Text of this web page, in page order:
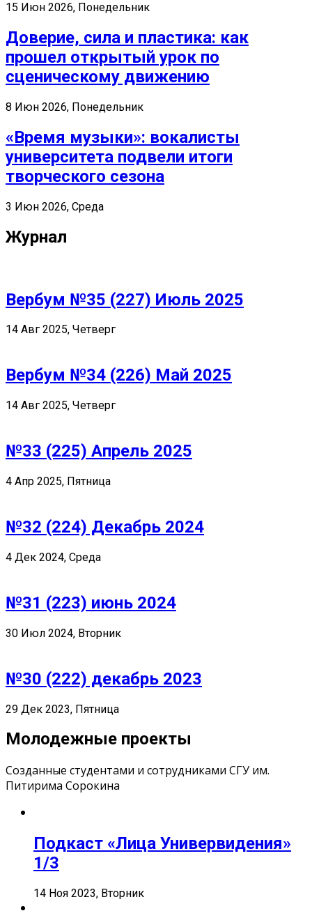
15 Июн 2026, Понедельник
Доверие, сила и пластика: как
прошел открытый урок по
сценическому движению
8 Июн 2026, Понедельник
«Время музыки»: вокалисты
университета подвели итоги
творческого сезона
3 Июн 2026, Среда
Журнал
Вербум №35 (227) Июль 2025
14 Авг 2025, Четверг
Вербум №34 (226) Май 2025
14 Авг 2025, Четверг
№33 (225) Апрель 2025
4 Апр 2025, Пятница
№32 (224) Декабрь 2024
4 Дек 2024, Среда
№31 (223) июнь 2024
30 Июл 2024, Вторник
№30 (222) декабрь 2023
29 Дек 2023, Пятница
Молодежные проекты
Созданные студентами и сотрудниками СГУ им.
Питирима Сорокина
Подкаст «Лица Универвидения»
1/3
14 Ноя 2023, Вторник